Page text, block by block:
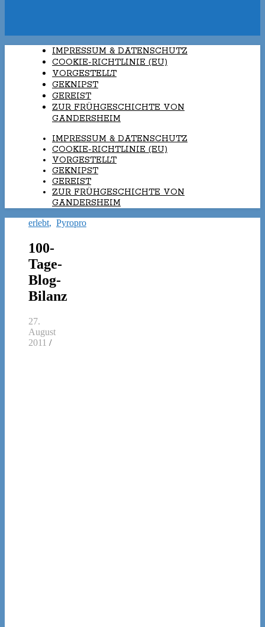
IMPRESSUM & DATENSCHUTZ
COOKIE-RICHTLINIE (EU)
VORGESTELLT
GEKNIPST
GEREIST
ZUR FRÜHGESCHICHTE VON
GANDERSHEIM
IMPRESSUM & DATENSCHUTZ
COOKIE-RICHTLINIE (EU)
VORGESTELLT
GEKNIPST
GEREIST
ZUR FRÜHGESCHICHTE VON
GANDERSHEIM
erlebt, Pyropro
100-
Tage-
Blog-
Bilanz
27.
August
2011 /